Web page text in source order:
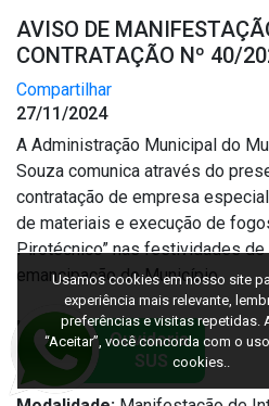
AVISO DE
CONTRATAÇÃO Nº 40/
Compartilhar
27/11/2024
A Administração Municipal do
Souza comunica através do
contratação de empresa
de materiais e execução de
Pirotécnico” nas festividades
emancipação do Município.
Início:28/11/2024
Fim:02/12/2024
Número:40/2024
Usamos cookies em nosso site
experiência mais relevante,
preferências e visitas repetidas.
“Aceitar”, você concorda com o
cookies..